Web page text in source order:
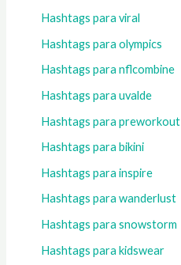
Hashtags para viral
Hashtags para olympics
Hashtags para nflcombine
Hashtags para uvalde
Hashtags para preworkout
Hashtags para bikini
Hashtags para inspire
Hashtags para wanderlust
Hashtags para snowstorm
Hashtags para kidswear